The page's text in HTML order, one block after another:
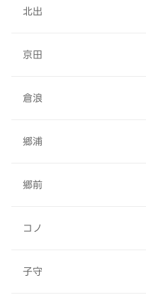
北出
京田
倉浪
郷浦
郷前
コノ
子守